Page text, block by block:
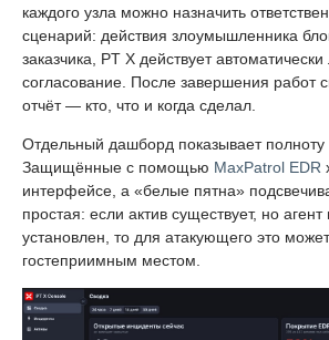
каждого узла можно назначить
сценарий: действия злоумышленника
заказчика, PT X действует
согласование. После завершения работ
отчёт — кто, что и когда сделал.
Отдельный дашборд показывает полноту
Защищённые с помощью MaxPatrol EDR
интерфейсе, а «белые пятна»
простая: если актив существует, но
установлен, то для атакующего это
гостеприимным местом.